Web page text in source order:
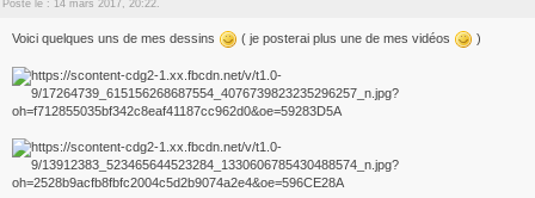
Posté le : 14 mars 2017, 20:22.
Voici quelques uns de mes dessins ( je posterai plus une de mes vidéos )